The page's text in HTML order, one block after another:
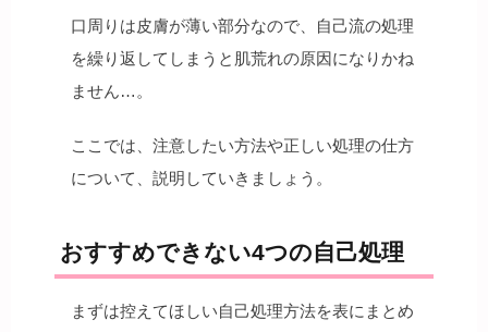
口周りは皮膚が薄い部分なので、自己流の処理
を繰り返してしまうと肌荒れの原因になりかね
ません…。
ここでは、注意したい方法や正しい処理の仕方
について、説明していきましょう。
おすすめできない4つの自己処理
まずは控えてほしい自己処理方法を表にまとめ